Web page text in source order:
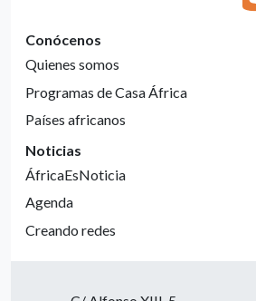
Conócenos
Quienes somos
Programas de Casa África
Países africanos
Noticias
ÁfricaEsNoticia
Agenda
Creando redes